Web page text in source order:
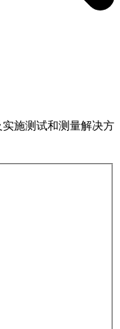
施测试和测量解决方